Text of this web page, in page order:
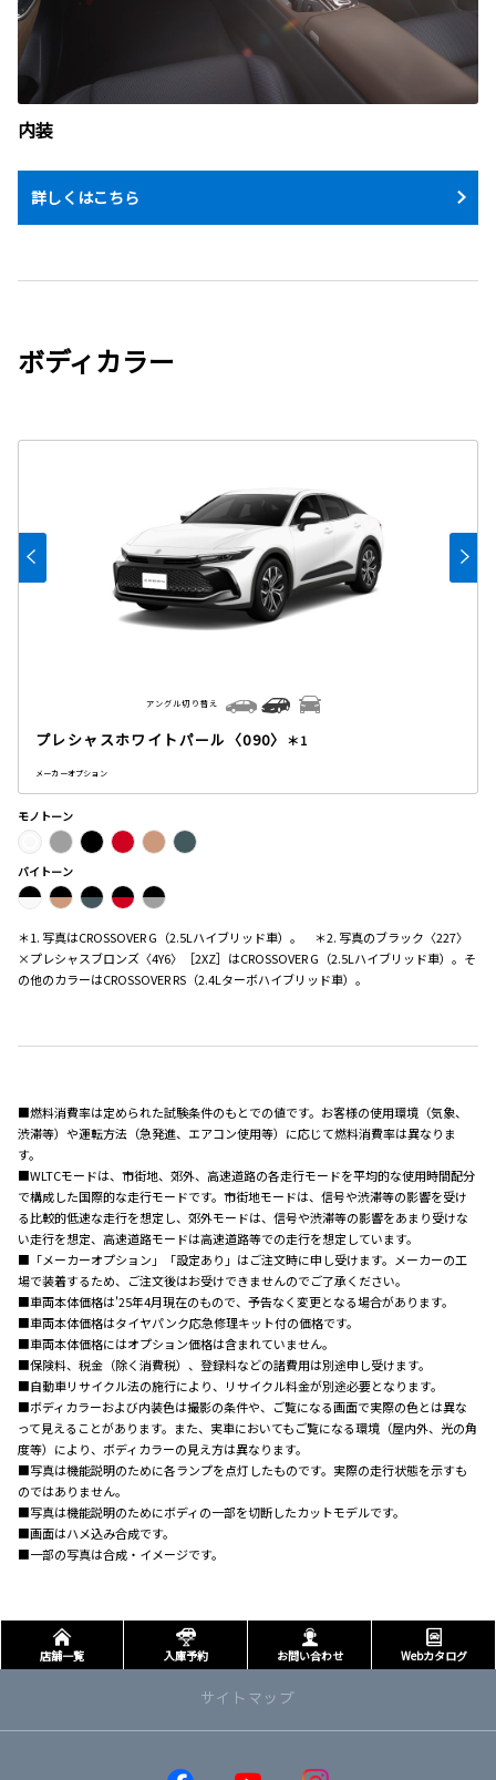
内装
詳しくはこちら
ボディカラー
プレシャスホワイトパール〈090〉 ＊1
メーカーオプション
アングル切り替え
モノトーン
バイトーン
＊1. 写真はCROSSOVER G（2.5Lハイブリッド車）。 ＊2. 写真のブラック〈227〉
×プレシャスブロンズ〈4Y6〉［2XZ］はCROSSOVER G（2.5Lハイブリッド車）。そ
の他のカラーはCROSSOVER RS（2.4Lターボハイブリッド車）。
■燃料消費率は定められた試験条件のもとでの値です。お客様の使用環境（気象、
渋滞等）や運転方法（急発進、エアコン使用等）に応じて燃料消費率は異なりま
す。
■WLTCモードは、市街地、郊外、高速道路の各走行モードを平均的な使用時間配分
で構成した国際的な走行モードです。市街地モードは、信号や渋滞等の影響を受け
る比較的低速な走行を想定し、郊外モードは、信号や渋滞等の影響をあまり受けな
い走行を想定、高速道路モードは高速道路等での走行を想定しています。
■「メーカーオプション」「設定あり」はご注文時に申し受けます。メーカーの工
場で装着するため、ご注文後はお受けできませんのでご了承ください。
■車両本体価格は'25年4月現在のもので、予告なく変更となる場合があります。
■車両本体価格はタイヤパンク応急修理キット付の価格です。
■車両本体価格にはオプション価格は含まれていません。
■保険料、税金（除く消費税）、登録料などの諸費用は別途申し受けます。
■自動車リサイクル法の施行により、リサイクル料金が別途必要となります。
■ボディカラーおよび内装色は撮影の条件や、ご覧になる画面で実際の色とは異な
って見えることがあります。また、実車においてもご覧になる環境（屋内外、光の角
度等）により、ボディカラーの見え方は異なります。
■写真は機能説明のために各ランプを点灯したものです。実際の走行状態を示すも
のではありません。
■写真は機能説明のためにボディの一部を切断したカットモデルです。
■画面はハメ込み合成です。
■一部の写真は合成・イメージです。
店舗一覧 入庫予約 お問い合わせ Webカタログ
サイトマップ